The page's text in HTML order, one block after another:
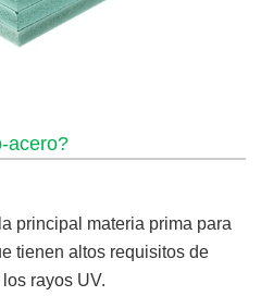
acero?
principal materia prima para
tienen altos requisitos de
rayos UV.